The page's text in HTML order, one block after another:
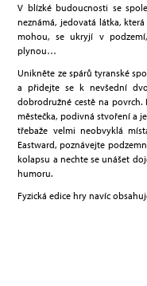
V blízké budoucnosti se
neznámá, jedovatá látka,
mohou, se ukryjí v
plynou…
Unikněte ze spárů tyranské
a přidejte se k nevšední
dobrodružné cestě na povrch.
městečka, podivná stvoření a
třebaže velmi neobvyklá
Eastward, poznávejte
kolapsu a nechte se unášet
humoru.
Fyzická edice hry navíc